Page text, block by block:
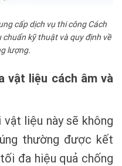
cấp dịch vụ thi công Cách
kỹ thuật và quy định về
lượng.
vật liệu cách âm và
liệu này sẽ không
thường được kết
đa hiệu quả chống